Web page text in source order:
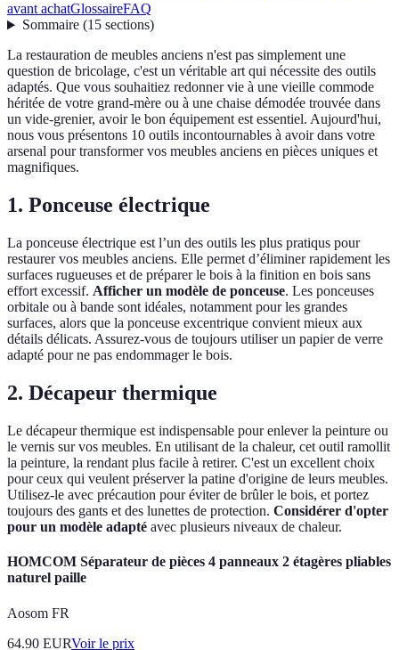
avant achatGlossaireFAQ
Sommaire(15 sections)
La restauration de meubles anciens n'est pas simplement une
question de bricolage, c'est un véritable art qui nécessite des outils
adaptés. Que vous souhaitiez redonner vie à une vieille commode
héritée de votre grand-mère ou à une chaise démodée trouvée dans
un vide-grenier, avoir le bon équipement est essentiel. Aujourd'hui,
nous vous présentons 10 outils incontournables à avoir dans votre
arsenal pour transformer vos meubles anciens en pièces uniques et
magnifiques.
1. Ponceuse électrique
La ponceuse électrique est l’un des outils les plus pratiqus pour
restaurer vos meubles anciens. Elle permet d’éliminer rapidement les
surfaces rugueuses et de préparer le bois à la finition en bois sans
effort excessif. Afficher un modèle de ponceuse. Les ponceuses
orbitale ou à bande sont idéales, notamment pour les grandes
surfaces, alors que la ponceuse excentrique convient mieux aux
détails délicats. Assurez-vous de toujours utiliser un papier de verre
adapté pour ne pas endommager le bois.
2. Décapeur thermique
Le décapeur thermique est indispensable pour enlever la peinture ou
le vernis sur vos meubles. En utilisant de la chaleur, cet outil ramollit
la peinture, la rendant plus facile à retirer. C'est un excellent choix
pour ceux qui veulent préserver la patine d'origine de leurs meubles.
Utilisez-le avec précaution pour éviter de brûler le bois, et portez
toujours des gants et des lunettes de protection. Considérer d'opter
pour un modèle adapté avec plusieurs niveaux de chaleur.
HOMCOM Séparateur de pièces 4 panneaux 2 étagères pliables
naturel paille
Aosom FR
64.90 EURVoir le prix